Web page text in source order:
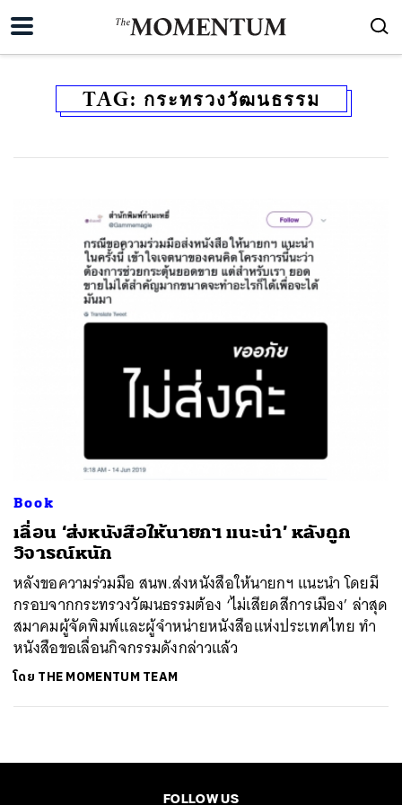
TAG: กระทรวงวัฒนธรรม
Book
เลื่อน ‘ส่งหนังสือให้นายกฯ แนะนำ’ หลังถูก
วิจารณ์หนัก
หลังขอความร่วมมือ สนพ.ส่งหนังสือให้นายกฯ แนะนำ โดยมี
กรอบจากกระทรวงวัฒนธรรมต้อง ‘ไม่เสียดสีการเมือง’ ล่าสุด
สมาคมผู้จัดพิมพ์และผู้จำหน่ายหนังสือแห่งประเทศไทย ทำ
หนังสือขอเลื่อนกิจกรรมดังกล่าวแล้ว
โดย THE MOMENTUM TEAM
FOLLOW US
SHARE